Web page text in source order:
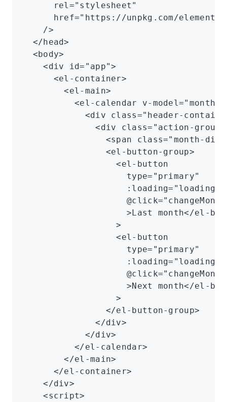
      rel
="stylesheet"
      href
="https://unpkg.com/
    />
  </
head>
  <
body>
    <
div id= "app">
      <
el-container>
        <
el-main>
          <
el-calendar v-model="month"
            <
div class="header-
              <
div class= "action-group"
                <
span class="month-
                <
el-button-group>
                  <
el-button
                    type
= "primary"
                    :loading
= "loading"
                    @click
=
                    >Last month</
el-
                  >
                  <
el-button
                    type
= "primary"
                    :loading
= "loading"
                    @click
=
                    >Next month</
el-
                  >
                </
el-button-group>
              </
div>
            </
div>
          </
el-calendar>
        </
el-main>
      </
el-container>
    </
div>
    <
script>